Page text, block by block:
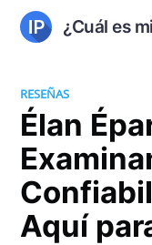
¿Cuál es
RESEÑAS
Élan
Aquí